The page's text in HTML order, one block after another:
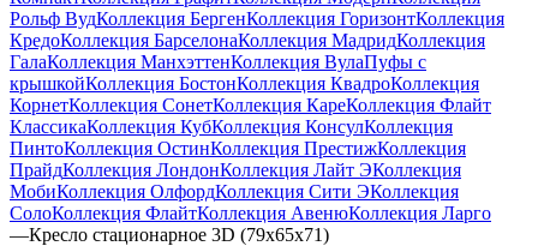
Рольф ВудКоллекция БергенКоллекция ГоризонтКоллекция
КредоКоллекция БарселонаКоллекция МадридКоллекция
ГалаКоллекция МанхэттенКоллекция ВулаПуфы с
крышкойКоллекция БостонКоллекция КвадроКоллекция
КорнетКоллекция СонетКоллекция КареКоллекция Флайт
КлассикаКоллекция КубКоллекция КонсулКоллекция
ПинтоКоллекция ОстинКоллекция ПрестижКоллекция
ПрайдКоллекция ЛондонКоллекция Лайт ЭКоллекция
МобиКоллекция ОлфордКоллекция Сити ЭКоллекция
СолоКоллекция ФлайтКоллекция АвенюКоллекция Ларго
—Кресло стационарное 3D (79х65х71)